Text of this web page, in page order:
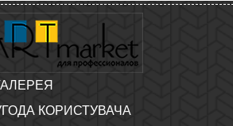
КОРИСТУВАЧА